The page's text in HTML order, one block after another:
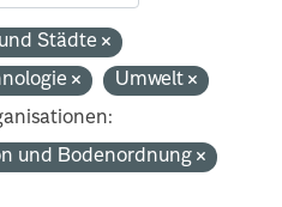
Städte
Umwelt
und Bodenordnung